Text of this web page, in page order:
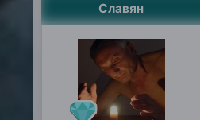
Славян